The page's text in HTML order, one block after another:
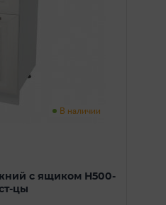
В наличии
с ящиком Н500-
цы